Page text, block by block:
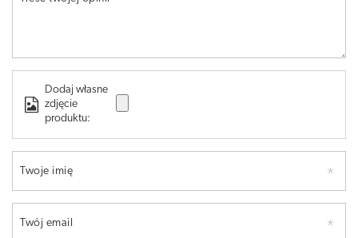
Dodaj własne
zdjęcie
produktu:
Twoje imię
Twój email